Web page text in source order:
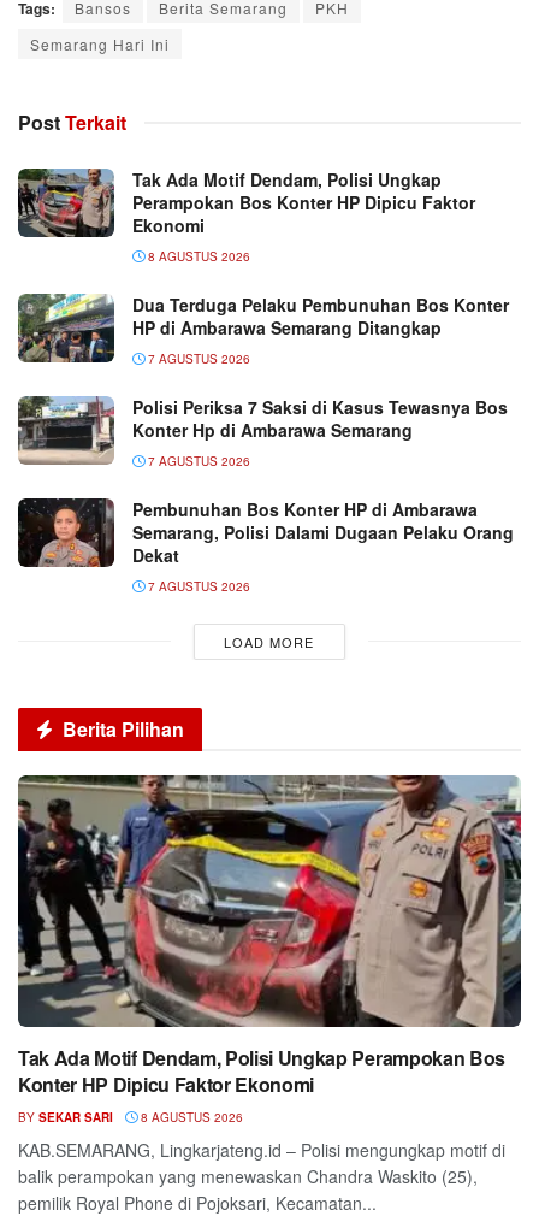
Tags: Bansos Berita Semarang
PKH
Semarang Hari Ini
PostTerkait
Tak Ada Motif Dendam, Polisi Ungkap
Perampokan Bos Konter HP Dipicu Faktor
Ekonomi
8 AGUSTUS 2026
Dua Terduga Pelaku Pembunuhan Bos Konter
HP di Ambarawa Semarang Ditangkap
7 AGUSTUS 2026
Polisi Periksa 7 Saksi di Kasus Tewasnya Bos
Konter Hp di Ambarawa Semarang
7 AGUSTUS 2026
Pembunuhan Bos Konter HP di Ambarawa
Semarang, Polisi Dalami Dugaan Pelaku Orang
Dekat
7 AGUSTUS 2026
LOAD MORE
Berita Pilihan
Tak Ada Motif Dendam, Polisi Ungkap Perampokan Bos
Konter HP Dipicu Faktor Ekonomi
BY SEKAR SARI 8 AGUSTUS 2026
KAB.SEMARANG, Lingkarjateng.id – Polisi mengungkap motif di
balik perampokan yang menewaskan Chandra Waskito (25),
pemilik Royal Phone di Pojoksari, Kecamatan...